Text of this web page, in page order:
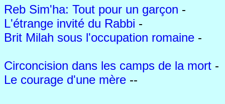
Reb Sim'ha: Tout pour un garçon -
L'étrange invité du Rabbi -
Brit Milah sous l'occupation romaine -
Circoncision dans les camps de la mort -
Le courage d'une mère --